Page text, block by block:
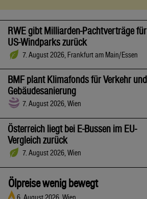
RWE gibt Milliarden-Pachtverträge für
US-Windparks zurück
7. August 2026, Frankfurt am Main/Essen
BMF plant Klimafonds für Verkehr und
Gebäudesanierung
7. August 2026, Wien
Österreich liegt bei E-Bussen im EU-
Vergleich zurück
7. August 2026, Wien
Ölpreise wenig bewegt